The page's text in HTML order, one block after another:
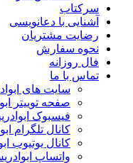
سرکتاب
آشنایی با دعانویسی
رضایت مشتریان
نحوه سفارش
فال روزانه
تماس با ما
سایت های
صفحه توییتر
فیسبوک
کانال تلگرام
کانال یوتیوب
واتساپ